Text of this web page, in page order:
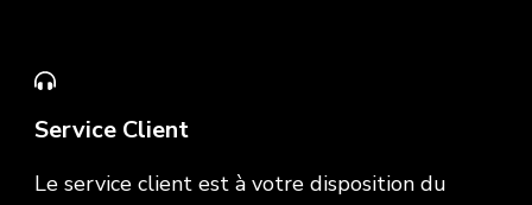
Service Client
Le service client est à votre disposition du